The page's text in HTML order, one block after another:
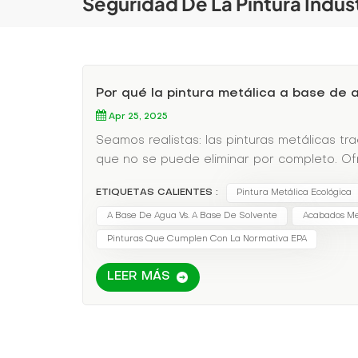
Por qué la pintura metálica a base de
Apr 25, 2025
Seamos realistas: las pinturas metálicas
que no se puede eliminar por completo.
ambientales locales. Si está cansado de
metálicas a base de agua han llegado
pinturas a base de disolventes liberan
Para fábricas, talleres o aficionados al
representa un riesgo para la salud, sino
ETIQUETAS CALIENTES : Pintura Metálica Ecológica
A Base De Agua Vs. A Base De Solvente Acabados
Pinturas Que Cumplen Con La Normativa EPA
LEER MÁS